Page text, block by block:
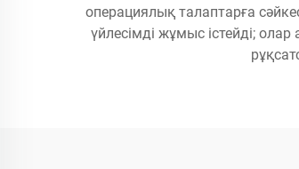
операциялық талаптарға
үйлесімді жұмыс істейді;